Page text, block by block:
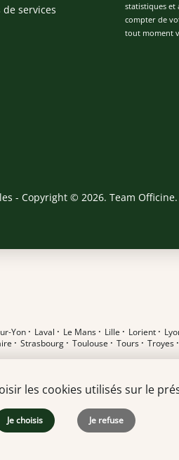
services
statistiques et
compter de
tout moment
- Copyright © 2026. Team
Yon · Laval · Le Mans · Lille · Lorient ·
· Strasbourg · Toulouse · Tours · Troyes ·
F/H·
les cookies utilisés sur le
Je choisis Je refuse